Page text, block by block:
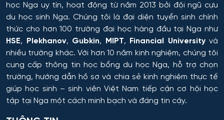
Công nghệ sản xuất và chế biến nông sản
Công nghệ thăm dò địa chất
Công nghệ thực phẩm có nguồn gốc thực vật
Công nghệ thực phẩm có nguồn gốc động vật
Công nghệ thực phẩm và tổ chức dịch vụ ăn uống
học Nga uy tín, hoạt động từ năm 2013 bởi đội ngũ cựu
du học sinh Nga. Chúng tôi là đại diện tuyển sinh chính
thức cho hơn 100 trường đại học hàng đầu tại Nga như
HSE, Plekhanov, Gubkin, MIPT, Financial Universityvà
nhiều trường khác. Với hơn 10 năm kinh nghiệm, chúng tôi
cung cấp thông tin học bổng du học Nga, hỗ trợ chọn
trường, hướng dẫn hồ sơ và chia sẻ kinh nghiệm thực tế
giúp học sinh – sinh viên Việt Nam tiếp cận cơ hội học
tập tại Nga một cách minh bạch và đáng tin cậy.